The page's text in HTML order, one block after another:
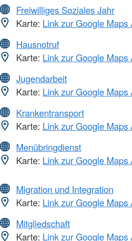
Freiwilliges Soziales Jahr
Karte: Link zur Google Maps
Hausnotruf
Karte: Link zur Google Maps
Jugendarbeit
Karte: Link zur Google Maps
Krankentransport
Karte: Link zur Google Maps
Menübringdienst
Karte: Link zur Google Maps
Migration und Integration
Karte: Link zur Google Maps
Mitgliedschaft
Karte: Link zur Google Maps